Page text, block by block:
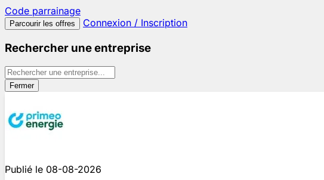
Code parrainage
Parcourir les offres Connexion / Inscription
Rechercher une entreprise
Fermer
Publié le 08-08-2026